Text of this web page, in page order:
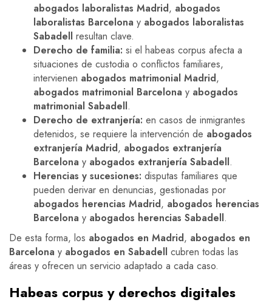
abogados laboralistas Madrid, abogados
laboralistas Barcelona y abogados laboralistas
Sabadell resultan clave.
Derecho de familia: si el habeas corpus afecta a
situaciones de custodia o conflictos familiares,
intervienen abogados matrimonial Madrid,
abogados matrimonial Barcelona y abogados
matrimonial Sabadell.
Derecho de extranjería: en casos de inmigrantes
detenidos, se requiere la intervención de abogados
extranjería Madrid, abogados extranjería
Barcelona y abogados extranjería Sabadell.
Herencias y sucesiones: disputas familiares que
pueden derivar en denuncias, gestionadas por
abogados herencias Madrid, abogados herencias
Barcelona y abogados herencias Sabadell.
De esta forma, los abogados en Madrid, abogados en
Barcelona y abogados en Sabadell cubren todas las
áreas y ofrecen un servicio adaptado a cada caso.
Habeas corpus y derechos digitales